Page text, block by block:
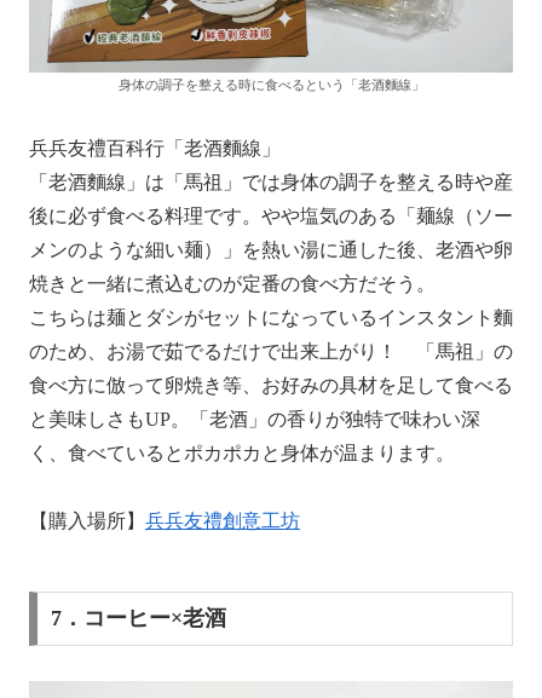
身体の調子を整える時に食べるという「老酒麵線」
兵兵友禮百科行「老酒麵線」
「老酒麵線」は「馬祖」では身体の調子を整える時や産
後に必ず食べる料理です。やや塩気のある「麺線（ソー
メンのような細い麺）」を熱い湯に通した後、老酒や卵
焼きと一緒に煮込むのが定番の食べ方だそう。
こちらは麺とダシがセットになっているインスタント麵
のため、お湯で茹でるだけで出来上がり！ 「馬祖」の
食べ方に倣って卵焼き等、お好みの具材を足して食べる
と美味しさもUP。「老酒」の香りが独特で味わい深
く、食べているとポカポカと身体が温まります。
【購入場所】 兵兵友禮創意工坊
7．コーヒー×老酒